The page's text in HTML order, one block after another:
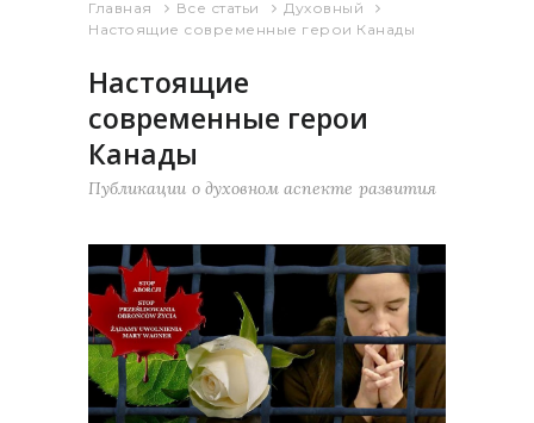
Главная Все статьи
Духовный
Настоящие современные герои Канады
Настоящие
современные герои
Канады
Публикации о духовном аспекте развития